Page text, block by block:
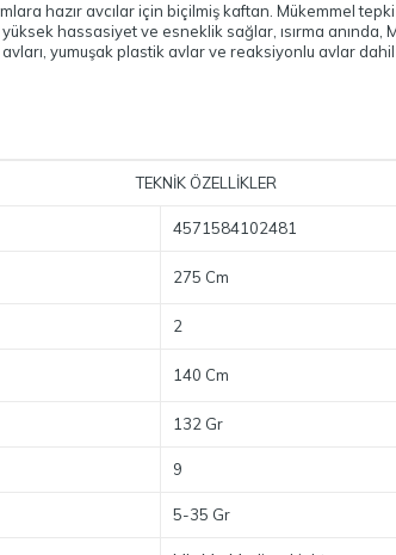
hazır avcılar için biçilmiş kaftan. Mükemmel
hassasiyet ve esneklik sağlar, ısırma
yumuşak plastik avlar ve reaksiyonlu avlar
TEKNİK ÖZELLİKLER
4571584102481
275 Cm
2
140 Cm
132 Gr
9
5-35 Gr